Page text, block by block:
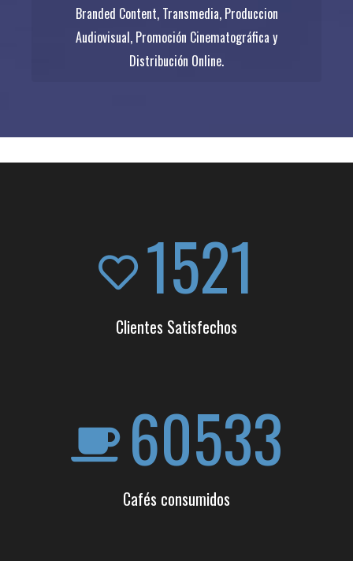
Branded Content, Transmedia, Produccion
Audiovisual, Promoción Cinematográfica y
Distribución Online.
Distribución Online.
1521
Clientes Satisfechos
60533
Cafés consumidos